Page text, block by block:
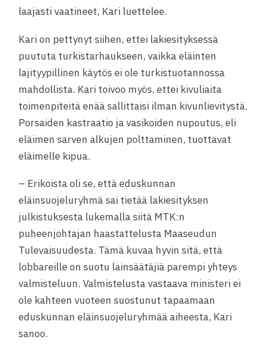
laajasti vaatineet, Kari luettelee.
Kari on pettynyt siihen, ettei lakiesityksessä
puututa turkistarhaukseen, vaikka eläinten
lajityypillinen käytös ei ole turkistuotannossa
mahdollista. Kari toivoo myös, ettei kivuliaita
toimenpiteitä enää sallittaisi ilman kivunlievitystä.
Porsaiden kastraatio ja vasikoiden nupoutus, eli
eläimen sarven alkujen polttaminen, tuottavat
eläimelle kipua.
– Erikoista oli se, että eduskunnan
eläinsuojeluryhmä sai tietää lakiesityksen
julkistuksesta lukemalla siitä MTK:n
puheenjohtajan haastattelusta Maaseudun
Tulevaisuudesta. Tämä kuvaa hyvin sitä, että
lobbareille on suotu lainsäätäjiä parempi yhteys
valmisteluun. Valmistelusta vastaava ministeri ei
ole kahteen vuoteen suostunut tapaamaan
eduskunnan eläinsuojeluryhmää aiheesta, Kari
sanoo.